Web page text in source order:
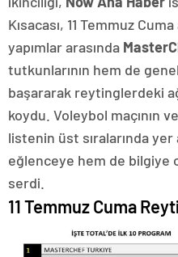
Kısacası, 11 Temmuz
yapımlar arasında
tutkunlarının hem de
başararak reytinglerdeki
koydu. Voleybol maçının
listenin üst sıralarında
eğlenceye hem de bilgiye
serdi.
11 Temmuz Cuma